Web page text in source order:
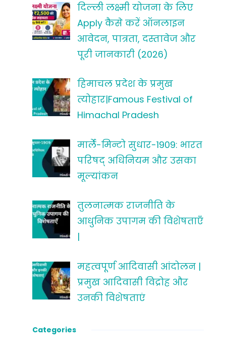
दिल्ली लक्ष्मी योजना के लिए
Apply कैसे करें ऑनलाइन
आवेदन, पात्रता, दस्तावेज और
पूरी जानकारी (2026)
हिमाचल प्रदेश के प्रमुख
त्योहार|Famous Festival of
Himachal Pradesh
मार्ले-मिन्टो सुधार-1909: भारत
परिषद् अधिनियम और उसका
मूल्यांकन
तुलनात्मक राजनीति के
आधुनिक उपागम की विशेषताएँ
|
महत्वपूर्ण आदिवासी आंदोलन |
प्रमुख आदिवासी विद्रोह और
उनकी विशेषताएं
Categories